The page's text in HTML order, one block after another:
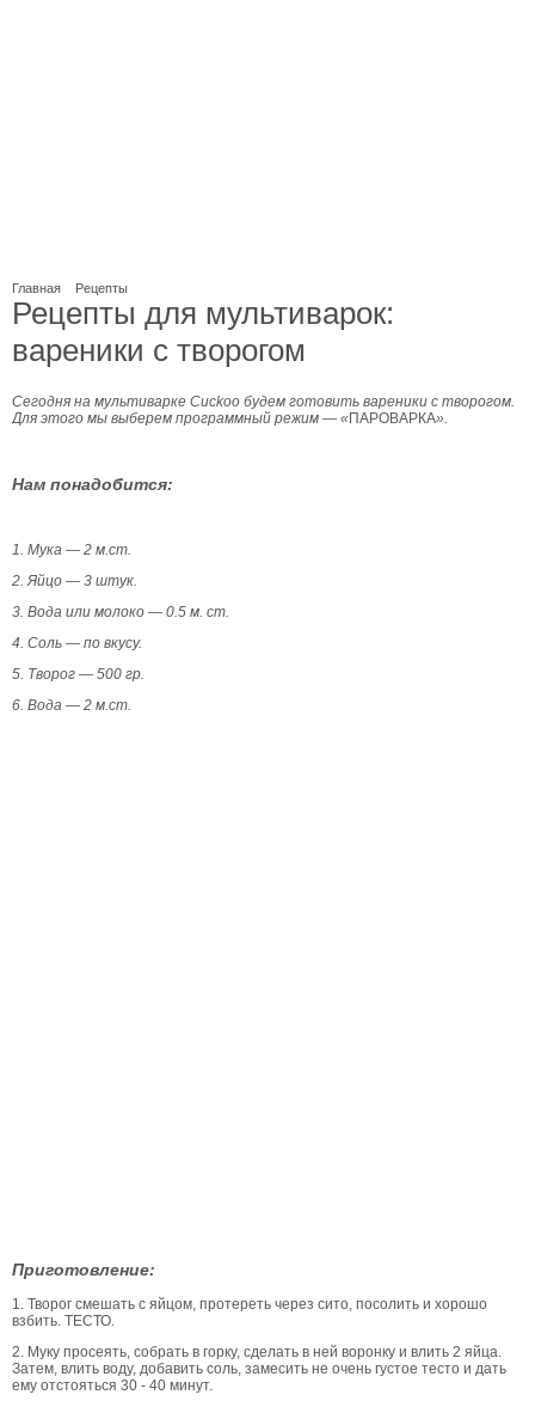
Главная Рецепты
Рецепты для мультиварок:
вареники с творогом
Сегодня на мультиварке Cuckoo будем готовить вареники с творогом.
Для этого мы выберем программный режим — «ПАРОВАРКА».
Нам понадобится:
1. Мука — 2 м.ст.
2. Яйцо — 3 штук.
3. Вода или молоко — 0.5 м. ст.
4. Соль — по вкусу.
5. Творог — 500 гр.
6. Вода — 2 м.ст.
Приготовление:
1. Творог смешать с яйцом, протереть через сито, посолить и хорошо
взбить. ТЕСТО.
2. Муку просеять, собрать в горку, сделать в ней воронку и влить 2 яйца.
Затем, влить воду, добавить соль, замесить не очень густое тесто и дать
ему отстояться 30 - 40 минут.